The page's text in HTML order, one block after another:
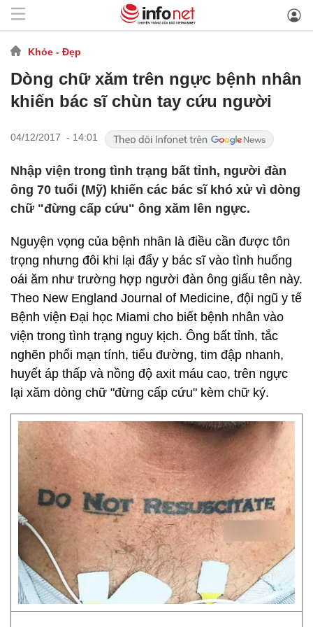
Khỏe - Đẹp
Dòng chữ xăm trên ngực bệnh nhân
khiến bác sĩ chùn tay cứu người
04/12/2017 - 14:01
Nhập viện trong tình trạng bất tỉnh, người đàn
ông 70 tuổi (Mỹ) khiến các bác sĩ khó xử vì dòng
chữ "đừng cấp cứu" ông xăm lên ngực.
Nguyện vọng của bệnh nhân là điều cần được tôn
trọng nhưng đôi khi lại đẩy y bác sĩ vào tình huống
oái ăm như trường hợp người đàn ông giấu tên này.
Theo New England Journal of Medicine, đội ngũ y tế
Bệnh viện Đại học Miami cho biết bệnh nhân vào
viện trong tình trạng nguy kịch. Ông bất tỉnh, tắc
nghẽn phổi mạn tính, tiểu đường, tim đập nhanh,
huyết áp thấp và nồng độ axit máu cao, trên ngực
lại xăm dòng chữ "đừng cấp cứu" kèm chữ ký.